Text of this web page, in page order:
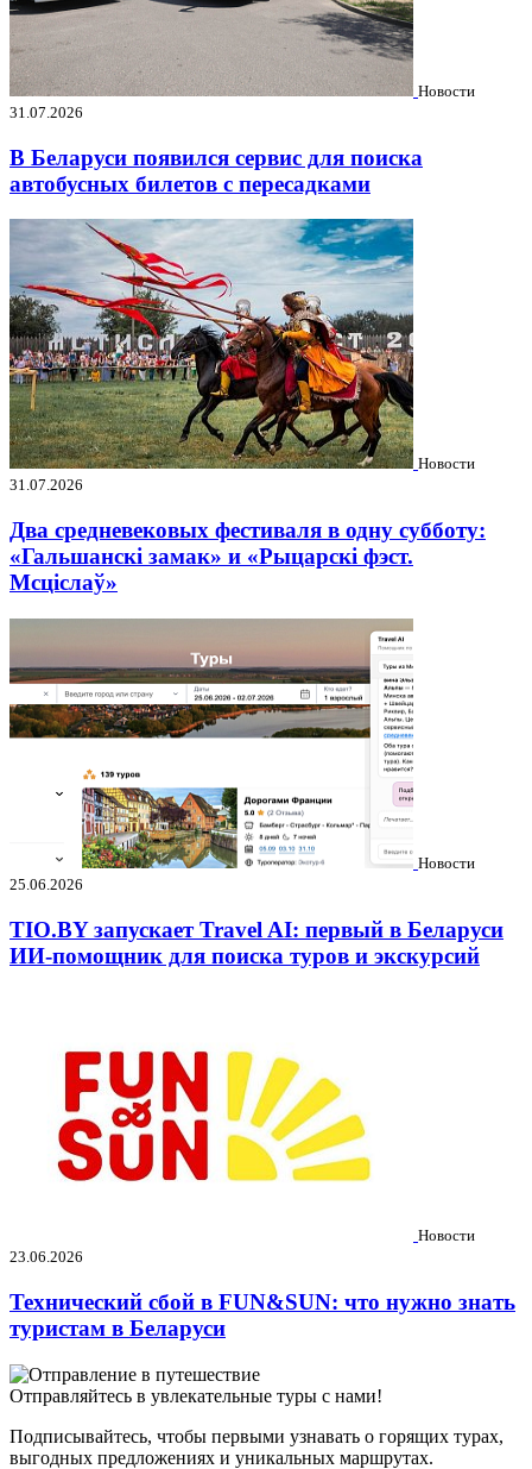
Новости
31.07.2026
В Беларуси появился сервис для поиска
автобусных билетов с пересадками
Новости
31.07.2026
Два средневековых фестиваля в одну субботу:
«Гальшанскі замак» и «Рыцарскі фэст.
Мсціслаў»
Новости
25.06.2026
TIO.BY запускает Travel AI: первый в Беларуси
ИИ-помощник для поиска туров и экскурсий
Новости
23.06.2026
Технический сбой в FUN&SUN: что нужно знать
туристам в Беларуси
Отправляйтесь в увлекательные туры с нами!
Подписывайтесь, чтобы первыми узнавать о горящих турах,
выгодных предложениях и уникальных маршрутах.